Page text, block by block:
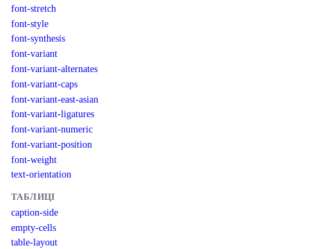
font-stretch
font-style
font-synthesis
font-variant
font-variant-alternates
font-variant-caps
font-variant-east-asian
font-variant-ligatures
font-variant-numeric
font-variant-position
font-weight
text-orientation
ТАБЛИЦІ
caption-side
empty-cells
table-layout